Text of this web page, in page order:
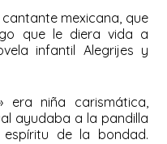
mexicana, que
que le diera vida a
infantil Alegrijes y
era niña carismática,
ayudaba a la pandilla
de la bondad.